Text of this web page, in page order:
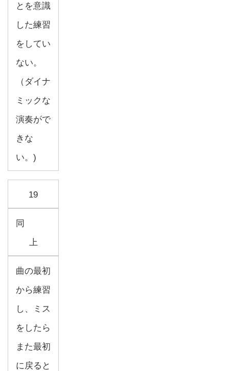
とを意識
した練習
をしてい
ない。
（ダイナ
ミックな
演奏がで
きな
い。)
19
同
上
曲の最初
から練習
し、ミス
をしたら
また最初
に戻ると